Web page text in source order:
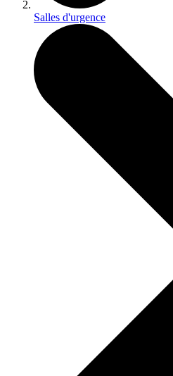
Salles d'urgence